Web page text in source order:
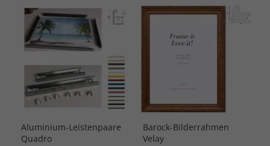
Aluminium-Leistenpaare
Quadro
Barock-Bilderrahmen
Velay